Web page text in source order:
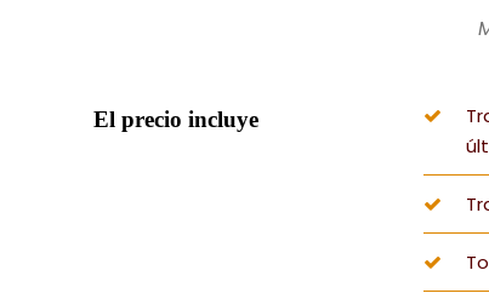
El precio incluye